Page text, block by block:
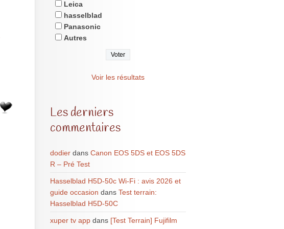
Leica
hasselblad
Panasonic
Autres
Voir les résultats
Les derniers
commentaires
dodierdans Canon EOS 5DS et EOS 5DS
R – Pré Test
Hasselblad H5D-50c Wi-Fi : avis 2026 et
guide occasion dans Test terrain:
Hasselblad H5D-50C
xuper tv appdans [Test Terrain] Fujifilm